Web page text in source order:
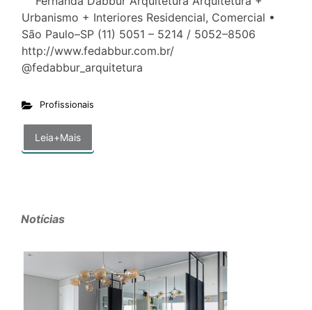
Urbanismo + Interiores Residencial, Comercial •
São Paulo–SP (11) 5051 – 5214 / 5052–8506
http://www.fedabbur.com.br/
@fedabbur_arquitetura
Profissionais
Leia+Mais
Notícias